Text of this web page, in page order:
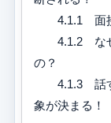
4.1.1 面接
4.1.2 なぜ
の？
4.1.3 話す
象が決まる！